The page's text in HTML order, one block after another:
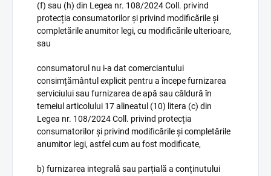
(f) sau (h) din Legea nr. 108/2024 Coll. privind
protecția consumatorilor și privind modificările și
completările anumitor legi, cu modificările ulterioare,
sau
consumatorul nu i-a dat comerciantului
consimțământul explicit pentru a începe furnizarea
serviciului sau furnizarea de apă sau căldură în
temeiul articolului 17 alineatul (10) litera (c) din
Legea nr. 108/2024 Coll. privind protecția
consumatorilor și privind modificările și completările
anumitor legi, astfel cum au fost modificate,
b) furnizarea integrală sau parțială a conținutului